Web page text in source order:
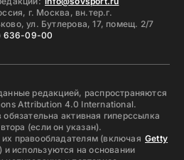
г. Москва, вн.тер.г.
ул. Бутлерова, 17, помещ. 2/7
636-09-00
редакцией, распространяются
Attribution 4.0 International.
активная гиперссылка
(если он указан).
правообладателям (включая Getty
и используются на основании